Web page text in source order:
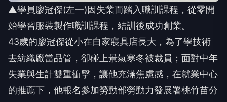
▲學員廖冠傑(左一)因失業而踏入職訓課程，從零開
始學習服裝製作職訓課程，結訓後成功創業。
43歲的廖冠傑從小在自家寢具店長大，為了學技術
去紡織廠當品管，卻碰上景氣寒冬被裁員；面對中年
失業與生計雙重衝擊，讓他充滿焦慮感，在就業中心
的推薦下，他報名參加勞動部勞動力發展署桃竹苗分